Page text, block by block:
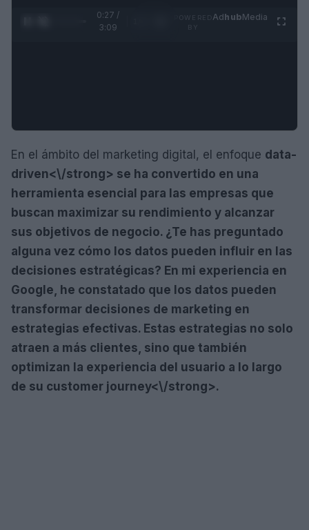
0:28 /
3:09
AdhubMedia
En el ámbito del marketing digital, el enfoque data-
driven<\/strong> se ha convertido en una
herramienta esencial para las empresas que
buscan maximizar su rendimiento y alcanzar
sus objetivos de negocio. ¿Te has preguntado
alguna vez cómo los datos pueden influir en las
decisiones estratégicas? En mi experiencia en
Google, he constatado que los datos pueden
transformar decisiones de marketing en
estrategias efectivas. Estas estrategias no solo
atraen a más clientes, sino que también
optimizan la experiencia del usuario a lo largo
de su customer journey<\/strong>.